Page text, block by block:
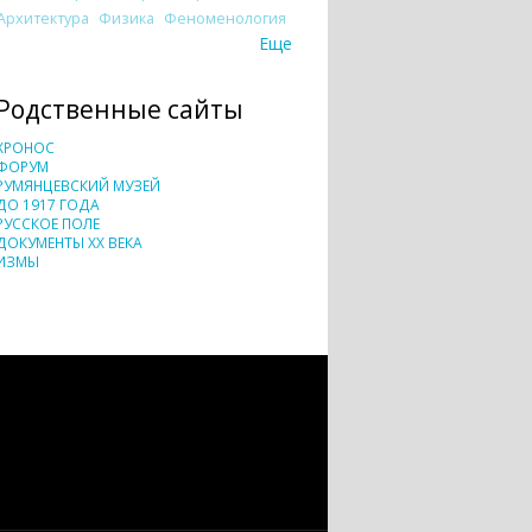
Физика Феноменология
Еще
сайты
МУЗЕЙ
1917 ГОДА
ПОЛЕ
XX ВЕКА